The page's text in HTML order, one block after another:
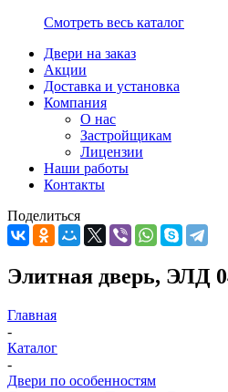
Смотреть весь каталог
Двери на заказ
Акции
Доставка и установка
Компания
О нас
Застройщикам
Лицензии
Наши работы
Контакты
Поделиться
Элитная дверь, ЭЛД
Главная
-
Каталог
-
Двери по особенностям